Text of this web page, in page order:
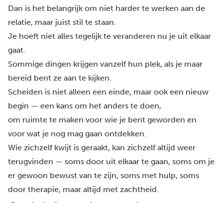
Dan is het belangrijk om niet harder te werken aan de
relatie, maar juist stil te staan.
Je hoeft niet alles tegelijk te veranderen nu je uit elkaar
gaat.
Sommige dingen krijgen vanzelf hun plek, als je maar
bereid bent ze aan te kijken.
Scheiden is niet alleen een einde, maar ook een nieuw
begin — een kans om het anders te doen,
om ruimte te maken voor wie je bent geworden en
voor wat je nog mag gaan ontdekken.
Wie zichzelf kwijt is geraakt, kan zichzelf altijd weer
terugvinden — soms door uit elkaar te gaan, soms om je
er gewoon bewust van te zijn, soms met hulp, soms
door therapie, maar altijd met zachtheid.